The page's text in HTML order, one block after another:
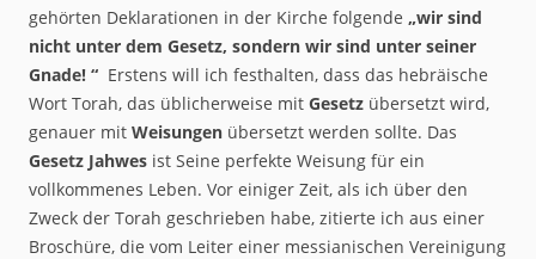
gehörten Deklarationen in der Kirche folgende „wir sind
nicht unter dem Gesetz, sondern wir sind unter seiner
Gnade! “ Erstens will ich festhalten, dass das hebräische
Wort Torah, das üblicherweise mit Gesetz übersetzt wird,
genauer mit Weisungen übersetzt werden sollte. Das
Gesetz Jahwes ist Seine perfekte Weisung für ein
vollkommenes Leben. Vor einiger Zeit, als ich über den
Zweck der Torah geschrieben habe, zitierte ich aus einer
Broschüre, die vom Leiter einer messianischen Vereinigung